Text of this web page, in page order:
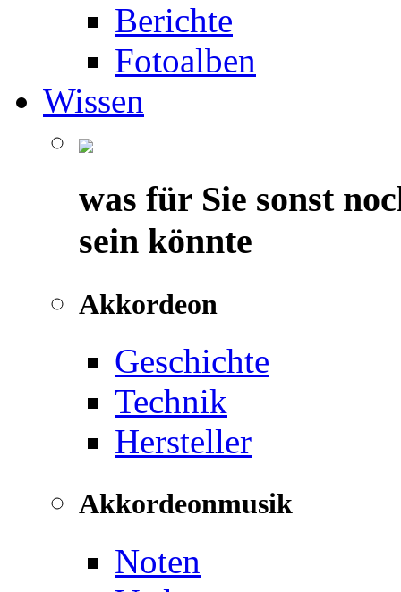
Berichte
Fotoalben
Wissen
was für Sie sonst
sein könnte
Akkordeon
Geschichte
Technik
Hersteller
Akkordeonmusik
Noten